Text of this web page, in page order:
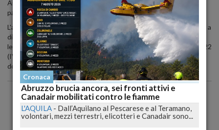
Ai commissari non verra' corrisposto alcun compenso per la
partecipazione ai lavori.
L'avviso pubblico per la creazione di un elenco di idonei alla nomina a
direttore generale nelle Asl - come da procedura individuata dalla
legge n. 189/2012 - e' stato pubblicato sulla Gazzetta Ufficiale n. 22
(IV serie speciale) del 20 marzo scorso. Sono pervenute 144
domande.
Cronaca
Abruzzo brucia ancora, sei fronti attivi e
Canadair mobilitati contro le fiamme
L'AQUILA - Dall’Aquilano al Pescarese e al Teramano,
volontari, mezzi terrestri, elicotteri e Canadair sono...